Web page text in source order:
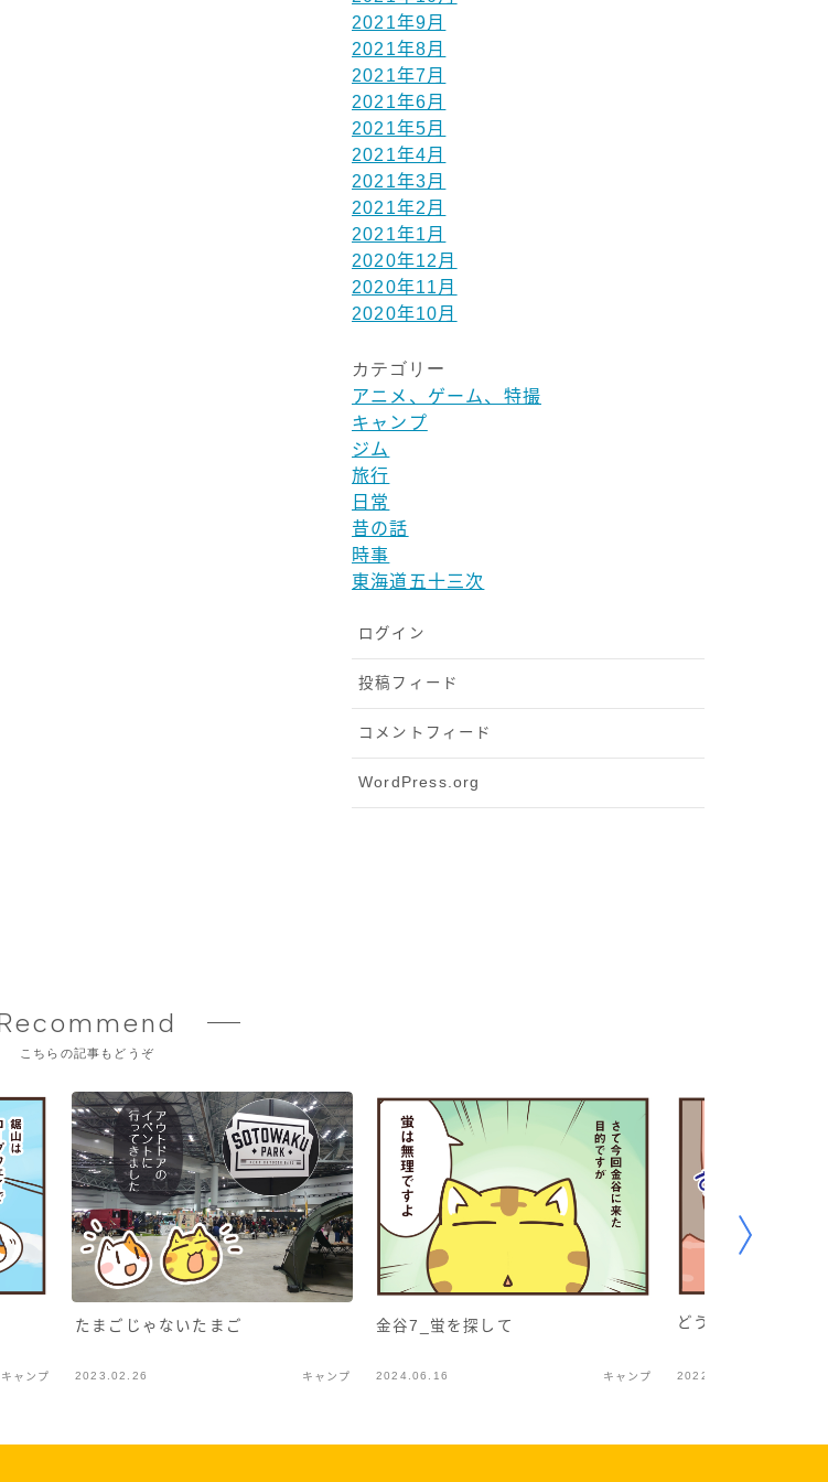
2021年9月
2021年8月
2021年7月
2021年6月
2021年5月
2021年4月
2021年3月
2021年2月
2021年1月
2020年12月
2020年11月
2020年10月
カテゴリー
アニメ、ゲーム、特撮
キャンプ
ジム
旅行
日常
昔の話
時事
東海道五十三次
ログイン
投稿フィード
コメントフィード
WordPress.org
こちらの記事もどうぞ
キャンプ
たまごじゃないたまご
2023.02.26 キャンプ
金谷7_蛍を探して
2024.06.16 キャンプ
どうしてそうなった
2022.12.09